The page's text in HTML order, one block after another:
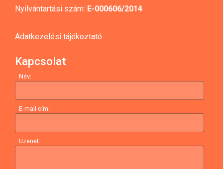
Nyilvántartási szám: E-000606/2014
Adatkezelési tájékoztató
Kapcsolat
Név:
E-mail cím:
Üzenet: